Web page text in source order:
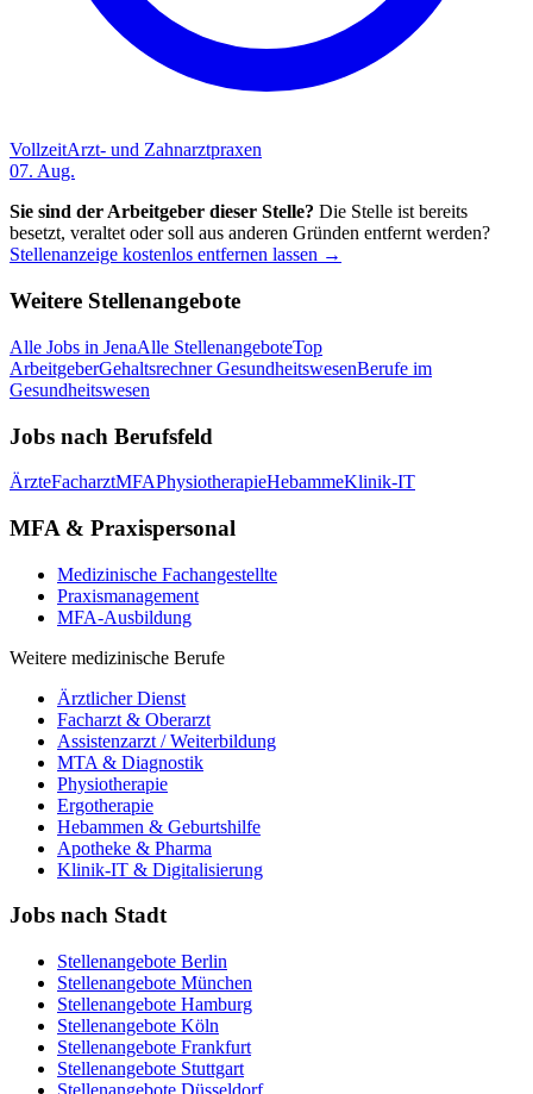
VollzeitArzt- und Zahnarztpraxen
07. Aug.
Sie sind der Arbeitgeber dieser Stelle? Die Stelle ist bereits
besetzt, veraltet oder soll aus anderen Gründen entfernt werden?
Stellenanzeige kostenlos entfernen lassen →
Weitere Stellenangebote
Alle Jobs in JenaAlle StellenangeboteTop
ArbeitgeberGehaltsrechner GesundheitswesenBerufe im
Gesundheitswesen
Jobs nach Berufsfeld
ÄrzteFacharztMFAPhysiotherapieHebammeKlinik-IT
MFA & Praxispersonal
Medizinische Fachangestellte
Praxismanagement
MFA-Ausbildung
Weitere medizinische Berufe
Ärztlicher Dienst
Facharzt & Oberarzt
Assistenzarzt / Weiterbildung
MTA & Diagnostik
Physiotherapie
Ergotherapie
Hebammen & Geburtshilfe
Apotheke & Pharma
Klinik-IT & Digitalisierung
Jobs nach Stadt
Stellenangebote Berlin
Stellenangebote München
Stellenangebote Hamburg
Stellenangebote Köln
Stellenangebote Frankfurt
Stellenangebote Stuttgart